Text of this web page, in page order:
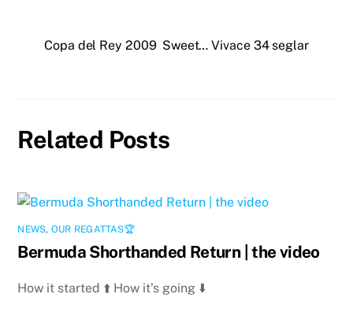
Copa del Rey 2009 Sweet… Vivace 34 seglar
Related Posts
NEWS, OUR REGATTAS🏆
Bermuda Shorthanded Return | the video
How it started ⬆️ How it’s going ⬇️